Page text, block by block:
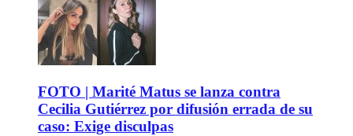
FOTO | Marité Matus se lanza contra
Cecilia Gutiérrez por difusión errada de su
caso: Exige disculpas